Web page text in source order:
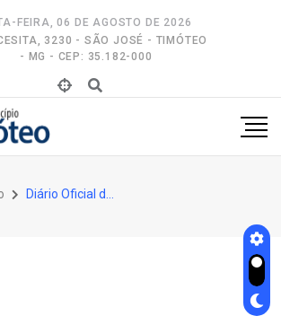
FEIRA, 06 DE AGOSTO DE 2026
3230 - SÃO JOSÉ - TIMÓTEO
- MG - CEP: 35.182-000